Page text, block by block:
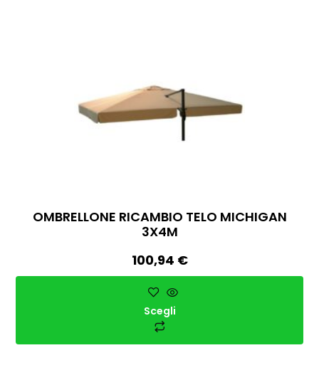
OMBRELLONE RICAMBIO TELO MICHIGAN
3X4M
100,94 €
Scegli